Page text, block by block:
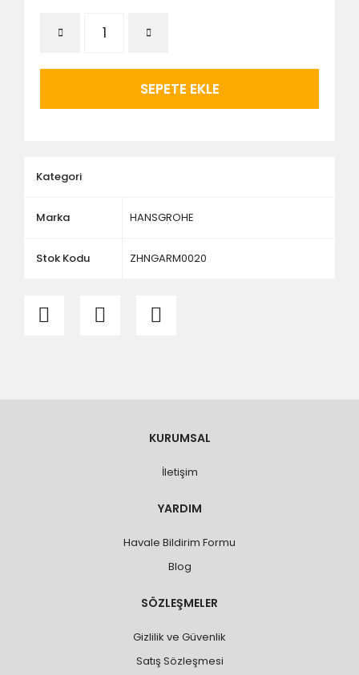
ölçü ve ebat kontrolü yaptırınız.
SEPETE EKLE
Kategori
Marka HANSGROHE
Stok Kodu ZHNGARM0020
KURUMSAL
İletişim
YARDIM
Havale Bildirim Formu
Blog
SÖZLEŞMELER
Gizlilik ve Güvenlik
Satış Sözleşmesi